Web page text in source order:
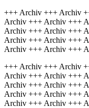
+++ Archiv +++ Archiv
Archiv +++ Archiv +++
Archiv +++ Archiv +++
Archiv +++ Archiv +++
Archiv +++ Archiv +++
+++ Archiv +++ Archiv
Archiv +++ Archiv +++
Archiv +++ Archiv +++
Archiv +++ Archiv +++
Archiv +++ Archiv +++